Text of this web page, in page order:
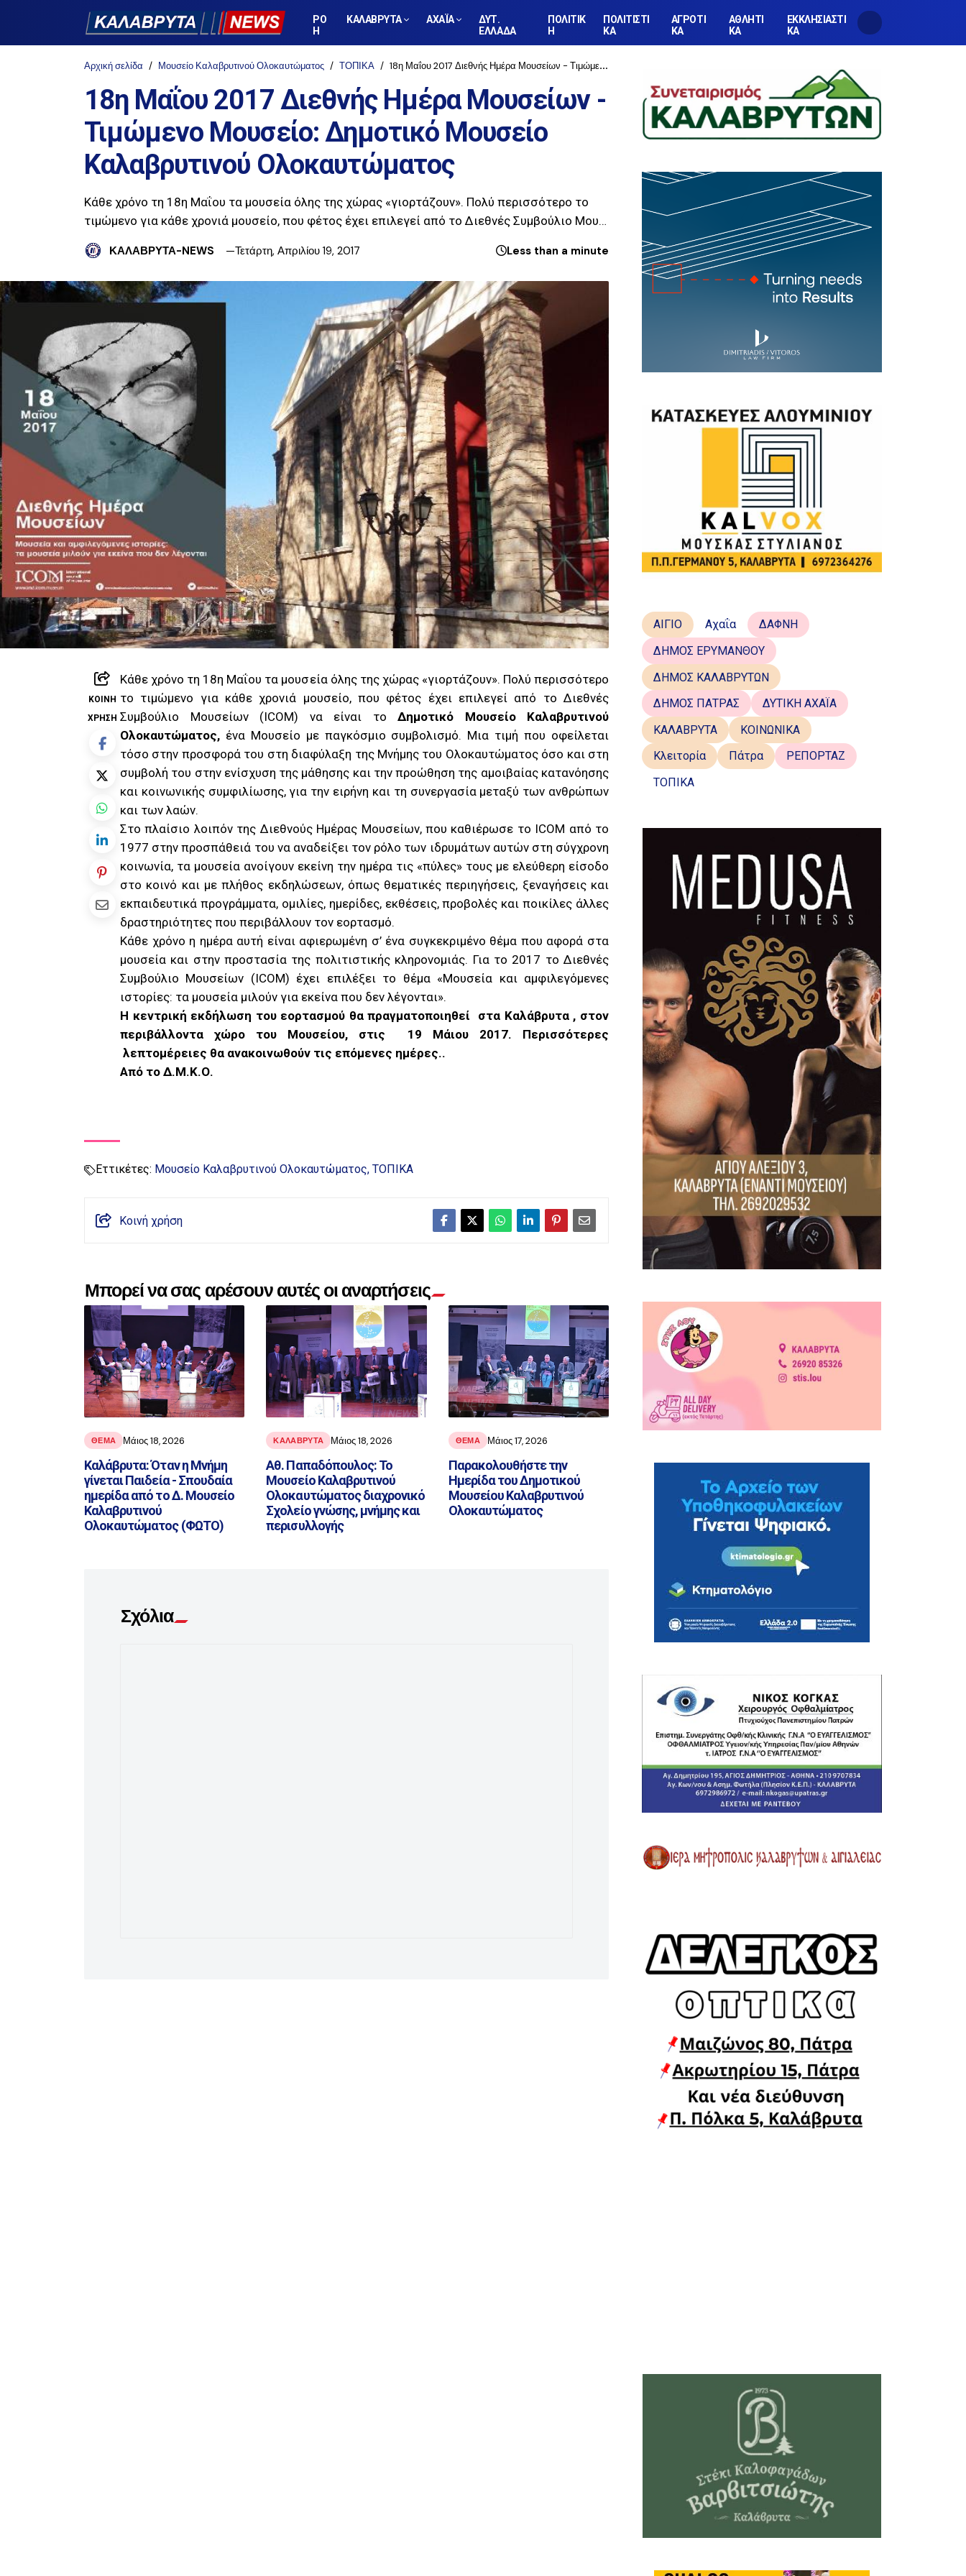
ΡΟ
Η
ΚΑΛΑΒΡΥΤΑ ΑΧΑΪΑ
ΔΥΤ.
ΕΛΛΑΔΑ
ΠΟΛΙΤΙΚ
Η
ΠΟΛΙΤΙΣΤΙ
ΚΑ
ΑΓΡΟΤΙ
ΚΑ
ΑΘΛΗΤΙ
ΚΑ
ΕΚΚΛΗΣΙΑΣΤΙ
ΚΑ
Αρχική σελίδα Μουσείο Καλαβρυτινού Ολοκαυτώματος ΤΟΠΙΚΑ 18η Μαΐου 2017 Διεθνής Ημέρα Μουσείων - Τιμώμενο Μουσείο: Δημοτικό Μουσείο Καλαβρυτινού Ολοκαυτώματος
18η Μαΐου 2017 Διεθνής Ημέρα Μουσείων -
Τιμώμενο Μουσείο: Δημοτικό Μουσείο
Καλαβρυτινού Ολοκαυτώματος
Κάθε χρόνο τη 18η Μαΐου τα μουσεία όλης της χώρας «γιορτάζουν». Πολύ περισσότερο το
τιμώμενο για κάθε χρονιά μουσείο, που φέτος έχει επιλεγεί από το Διεθνές Συμβούλιο Μου…
ΚΑΛΑΒΡΥΤΑ-NEWS Τετάρτη, Απριλίου 19, 2017 Less than a minute
ΚΟΙΝΉ
ΧΡΉΣΗ
Κάθε χρόνο τη 18η Μαΐου τα μουσεία όλης της χώρας «γιορτάζουν». Πολύ περισσότερο
το τιμώμενο για κάθε χρονιά μουσείο, που φέτος έχει επιλεγεί από το Διεθνές
Συμβούλιο Μουσείων (ICOM) να είναι το Δημοτικό Μουσείο Καλαβρυτινού
Ολοκαυτώματος, ένα Μουσείο με παγκόσμιο συμβολισμό. Μια τιμή που οφείλεται
τόσο στην προσφορά του στη διαφύλαξη της Μνήμης του Ολοκαυτώματος όσο και στη
συμβολή του στην ενίσχυση της μάθησης και την προώθηση της αμοιβαίας κατανόησης
και κοινωνικής συμφιλίωσης, για την ειρήνη και τη συνεργασία μεταξύ των ανθρώπων
και των λαών.
Στο πλαίσιο λοιπόν της Διεθνούς Ημέρας Μουσείων, που καθιέρωσε το ICOM από το
1977 στην προσπάθειά του να αναδείξει τον ρόλο των ιδρυμάτων αυτών στη σύγχρονη
κοινωνία, τα μουσεία ανοίγουν εκείνη την ημέρα τις «πύλες» τους με ελεύθερη είσοδο
στο κοινό και με πλήθος εκδηλώσεων, όπως θεματικές περιηγήσεις, ξεναγήσεις και
εκπαιδευτικά προγράμματα, ομιλίες, ημερίδες, εκθέσεις, προβολές και ποικίλες άλλες
δραστηριότητες που περιβάλλουν τον εορτασμό.
Κάθε χρόνο η ημέρα αυτή είναι αφιερωμένη σ’ ένα συγκεκριμένο θέμα που αφορά στα
μουσεία και στην προστασία της πολιτιστικής κληρονομιάς. Για το 2017 το Διεθνές
Συμβούλιο Μουσείων (ICOM) έχει επιλέξει το θέμα «Μουσεία και αμφιλεγόμενες
ιστορίες: τα μουσεία μιλούν για εκείνα που δεν λέγονται».
Η κεντρική εκδήλωση του εορτασμού θα πραγματοποιηθεί στα Καλάβρυτα , στον
περιβάλλοντα χώρο του Μουσείου, στις 19 Μάιου 2017. Περισσότερες
λεπτομέρειες θα ανακοινωθούν τις επόμενες ημέρες..
Από το Δ.Μ.Κ.Ο.
Εττικέτες: Μουσείο Καλαβρυτινού Ολοκαυτώματος ΤΟΠΙΚΑ
Κοινή χρήση
Μπορεί να σας αρέσουν αυτές οι αναρτήσεις
ΘΕΜΑ Μάιος 18, 2026
Καλάβρυτα: Όταν η Μνήμη
γίνεται Παιδεία - Σπουδαία
ημερίδα από το Δ. Μουσείο
Καλαβρυτινού
Ολοκαυτώματος (ΦΩΤΟ)
ΚΑΛΑΒΡΥΤΑ Μάιος 18, 2026
Αθ. Παπαδόπουλος: Το
Μουσείο Καλαβρυτινού
Ολοκαυτώματος διαχρονικό
Σχολείο γνώσης, μνήμης και
περισυλλογής
ΘΕΜΑ Μάιος 17, 2026
Παρακολουθήστε την
Ημερίδα του Δημοτικού
Μουσείου Καλαβρυτινού
Ολοκαυτώματος
Σχόλια
ΑΙΓΙΟ Αχαΐα
ΔΑΦΝΗ
ΔΗΜΟΣ ΕΡΥΜΑΝΘΟΥ
ΔΗΜΟΣ ΚΑΛΑΒΡΥΤΩΝ
ΔΗΜΟΣ ΠΑΤΡΑΣ
ΔΥΤΙΚΗ ΑΧΑΪΑ
ΚΑΛΑΒΡΥΤΑ
ΚΟΙΝΩΝΙΚΑ
Κλειτορία
Πάτρα
ΡΕΠΟΡΤΑΖ
ΤΟΠΙΚΑ